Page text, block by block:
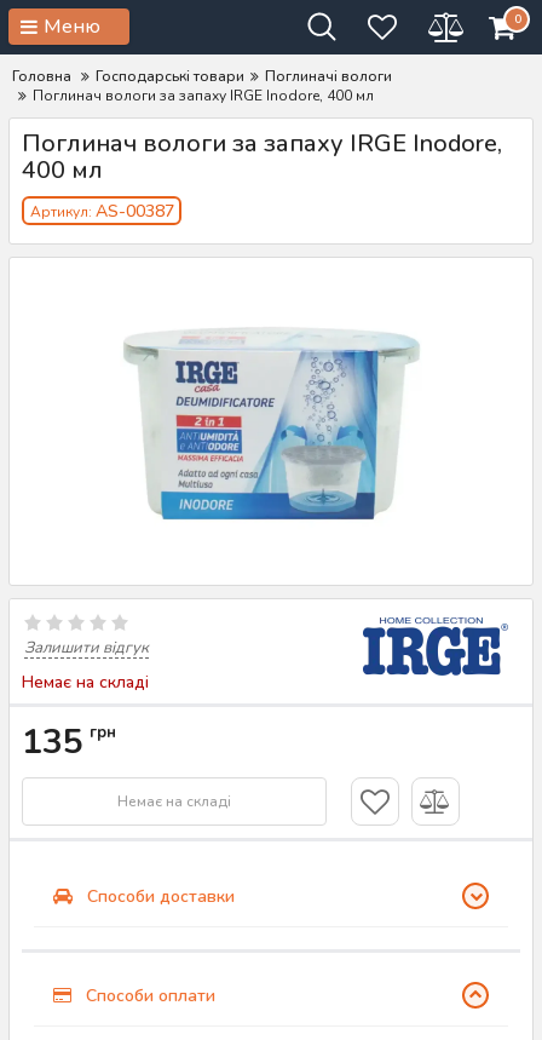
Меню 0
Головна Господарські товари
Поглиначі вологи
Поглинач вологи за запаху IRGE Inodore, 400 мл
Поглинач вологи за запаху IRGE Inodore,
400 мл
Артикул: AS-00387
Залишити відгук
Немає на складі
135 грн
Немає на складі
Способи доставки
Способи оплати